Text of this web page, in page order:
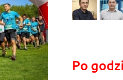
Po